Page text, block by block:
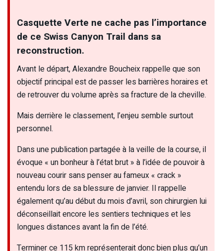
Casquette Verte ne cache pas l’importance
de ce Swiss Canyon Trail dans sa
reconstruction.
Avant le départ, Alexandre Boucheix rappelle que son
objectif principal est de passer les barrières horaires et
de retrouver du volume après sa fracture de la cheville.
Mais derrière le classement, l’enjeu semble surtout
personnel.
Dans une publication partagée à la veille de la course, il
évoque « un bonheur à l’état brut » à l’idée de pouvoir à
nouveau courir sans penser au fameux « crack »
entendu lors de sa blessure de janvier. Il rappelle
également qu’au début du mois d’avril, son chirurgien lui
déconseillait encore les sentiers techniques et les
longues distances avant la fin de l’été.
Terminer ce 115 km représenterait donc bien plus qu’un